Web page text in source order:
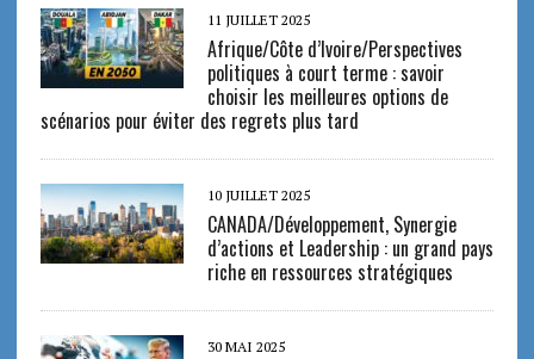
11 JUILLET 2025
Afrique/Côte d’Ivoire/Perspectives
politiques à court terme : savoir
choisir les meilleures options de
scénarios pour éviter des regrets plus tard
10 JUILLET 2025
CANADA/Développement, Synergie
d’actions et Leadership : un grand pays
riche en ressources stratégiques
30 MAI 2025